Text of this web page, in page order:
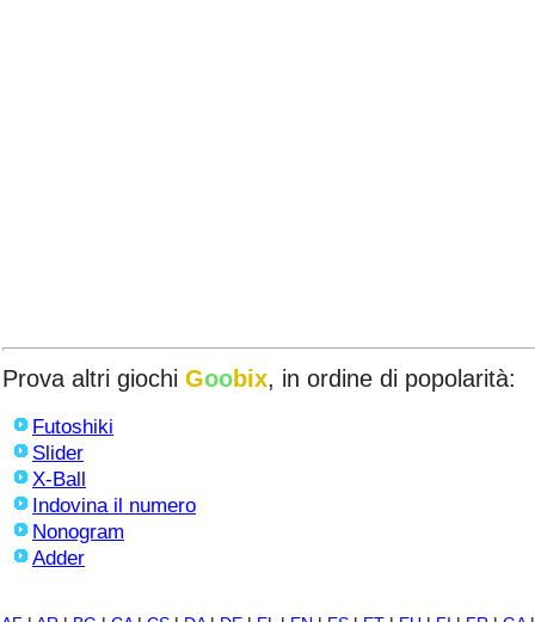
Prova altri giochi Goobix, in ordine di popolarità:
Futoshiki
Slider
X-Ball
Indovina il numero
Nonogram
Adder